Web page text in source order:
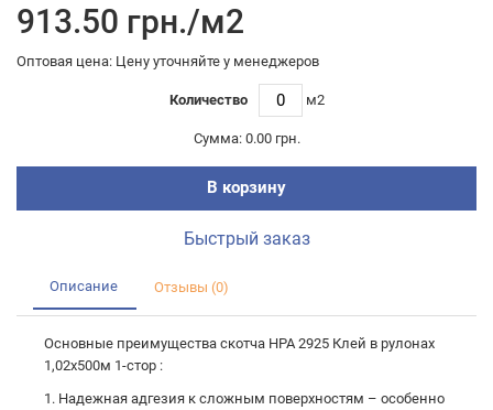
913.50 грн./м2
Оптовая цена: Цену уточняйте у менеджеров
Количество м2
Сумма: 0.00 грн.
В корзину
Быстрый заказ
Описание Отзывы (0)
Основные преимущества скотча HPA 2925 Клей в рулонах
1,02х500м 1-стор :
1. Надежная адгезия к сложным поверхностям – особенно